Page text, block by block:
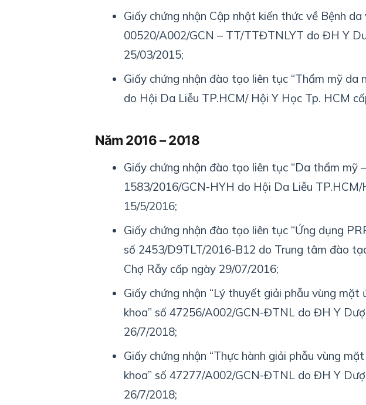
Giấy chứng nhận Cập nhật kiến thức về Bệnh
00520/A002/GCN – TT/TTĐTNLYT do ĐH Y
25/03/2015;
Giấy chứng nhận đào tạo liên tục “Thẩm mỹ da
do Hội Da Liễu TP.HCM/ Hội Y Học Tp. HCM
Năm 2016 – 2018
Giấy chứng nhận đào tạo liên tục “Da thẩm mỹ
1583/2016/GCN-HYH do Hội Da Liễu
15/5/2016;
Giấy chứng nhận đào tạo liên tục “Ứng dụng
số 2453/D9TLT/2016-B12 do Trung tâm đào
Chợ Rẫy cấp ngày 29/07/2016;
Giấy chứng nhận “Lý thuyết giải phẫu vùng
khoa” số 47256/A002/GCN-ĐTNL do ĐH Y
26/7/2018;
Giấy chứng nhận “Thực hành giải phẫu vùng
khoa” số 47277/A002/GCN-ĐTNL do ĐH Y
26/7/2018;